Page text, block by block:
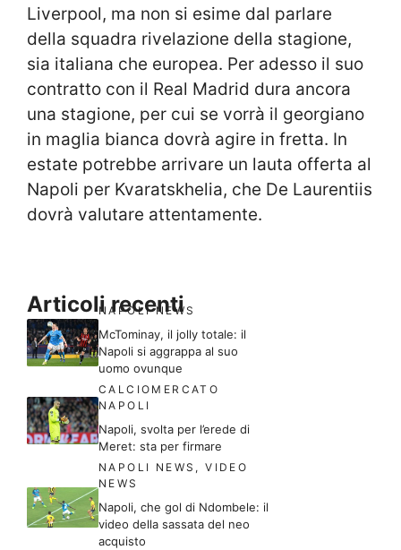
Liverpool, ma non si esime dal parlare
della squadra rivelazione della stagione,
sia italiana che europea. Per adesso il suo
contratto con il Real Madrid dura ancora
una stagione, per cui se vorrà il georgiano
in maglia bianca dovrà agire in fretta. In
estate potrebbe arrivare un lauta offerta al
Napoli per Kvaratskhelia, che De Laurentiis
dovrà valutare attentamente.
Articoli recenti
NAPOLI NEWS
McTominay, il jolly totale: il
Napoli si aggrappa al suo
uomo ovunque
CALCIOMERCATO
NAPOLI
Napoli, svolta per l’erede di
Meret: sta per firmare
NAPOLI NEWS ,VIDEO
NEWS
Napoli, che gol di Ndombele: il
video della sassata del neo
acquisto